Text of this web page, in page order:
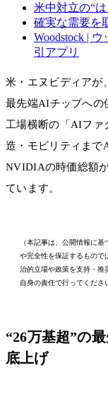
米中対立の“
確実な需要を
Woodstock |
引アプリ
米・エヌビディアが
最先端AIチップへの
工場横断の「AIファ
造・モビリティまで
NVIDIAの時価総額
ています。
（本記事は、公開情報に
や完全性を保証するもので
治的立場や政策を支持・推
自身の責任で行ってくださ
“26万基超”の
底上げ